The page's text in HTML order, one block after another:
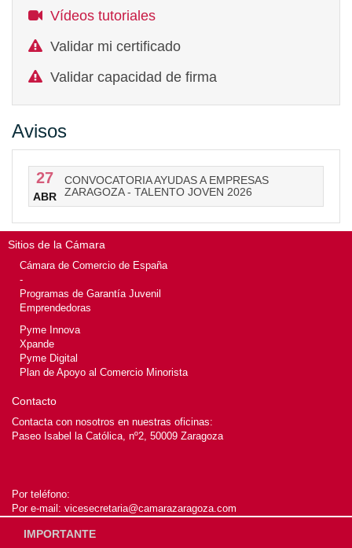
Vídeos tutoriales
Validar mi certificado
Validar capacidad de firma
Avisos
27
ABR
CONVOCATORIA AYUDAS A EMPRESAS
ZARAGOZA - TALENTO JOVEN 2026
Sitios de la Cámara
Cámara de Comercio de España
-
Programas de Garantía Juvenil
Emprendedoras
Pyme Innova
Xpande
Pyme Digital
Plan de Apoyo al Comercio Minorista
Contacto
Contacta con nosotros en nuestras oficinas:
Paseo Isabel la Católica, nº2, 50009 Zaragoza
Por teléfono:
Por e-mail: vicesecretaria@camarazaragoza.com
IMPORTANTE